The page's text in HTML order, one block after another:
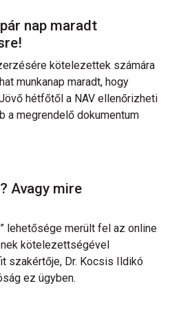
nap maradt
kötelezettek számára
munkanap maradt, hogy
hétfőtől a NAV ellenőrizheti
a megrendelő dokumentum
Avagy mire
lehetősége merült fel az online
kötelezettségével
szakértője, Dr. Kocsis Ildikó
ez ügyben.